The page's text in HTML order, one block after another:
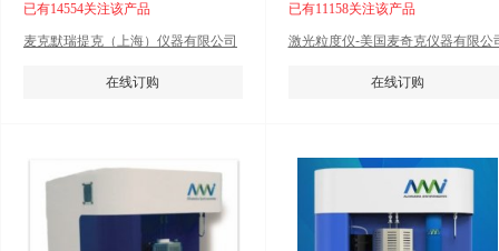
已有14554关注该产品
麦克默瑞提克（上海）仪器有限公司
在线订购
已有11158关注该产品
激光粒度仪-美国麦奇克仪器有限公
在线订购